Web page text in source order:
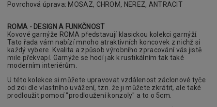
Povrchová úprava: MOSAZ, CHROM, NEREZ, ANTRACIT
ROMA - DESIGN A FUNKČNOST
Kovové garnýže ROMA představují klasickou kolekci garnýží.
Tato řada vám nabízí mnoho atraktivních koncovek z nichž si
každý vybere. Kvalita a způsob výrobního zpracování vás jistě
mile překvapí. Garnýže se hodí jak k rustikálním tak také
moderním interiérům.
U této kolekce si můžete upravovat vzdálenost záclonové tyče
od zdi dle vlastního uvážení, tzn. že ji můžete zkrátit, ale také
prodloužit pomocí "prodloužení konzoly" a to o 5cm.